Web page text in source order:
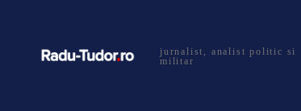
jurnalist, analist politic si
militar